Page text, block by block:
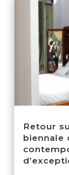
Retour
biennale